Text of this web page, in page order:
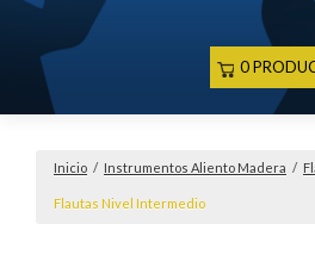
0
Inicio / Instrumentos Aliento Madera /
Flautas Nivel Intermedio